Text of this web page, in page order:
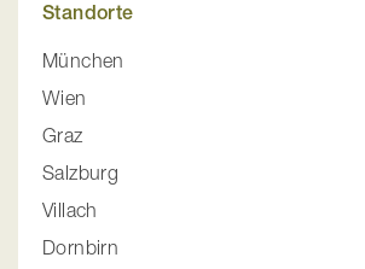
Standorte
München
Wien
Graz
Salzburg
Villach
Dornbirn